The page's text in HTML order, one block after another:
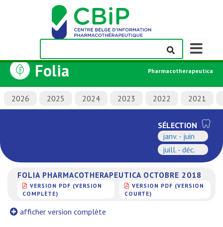
Afficher/
la
de
navigation
Folia Pharmacotherapeutica
2026 2025 2024 2023 2022 2021
SÉLECTION
janv. - juin
juill. - déc.
FOLIA PHARMACOTHERAPEUTICA OCTOBRE 2018
VERSION PDF (VERSION
COMPLÈTE)
VERSION PDF (VERSION
COURTE)
afficher version complète